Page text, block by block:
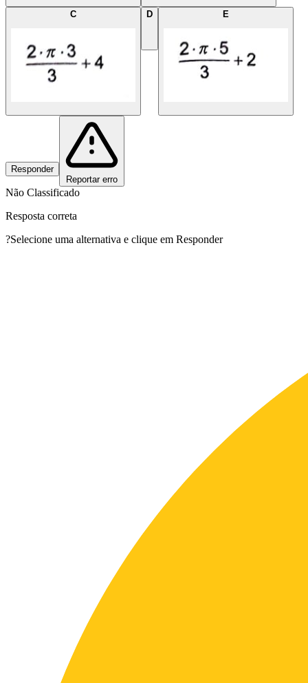
C D E
Responder
Reportar erro
Não Classificado
Resposta correta
?Selecione uma alternativa e clique em Responder